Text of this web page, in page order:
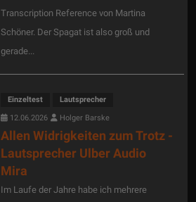
Transcription Reference von Martina
Schöner. Der Spagat ist also groß und
gerade...
Einzeltest
Lautsprecher
12.06.2026
Holger Barske
Allen Widrigkeiten zum Trotz -
Lautsprecher Ulber Audio
Mira
Im Laufe der Jahre habe ich mehrere